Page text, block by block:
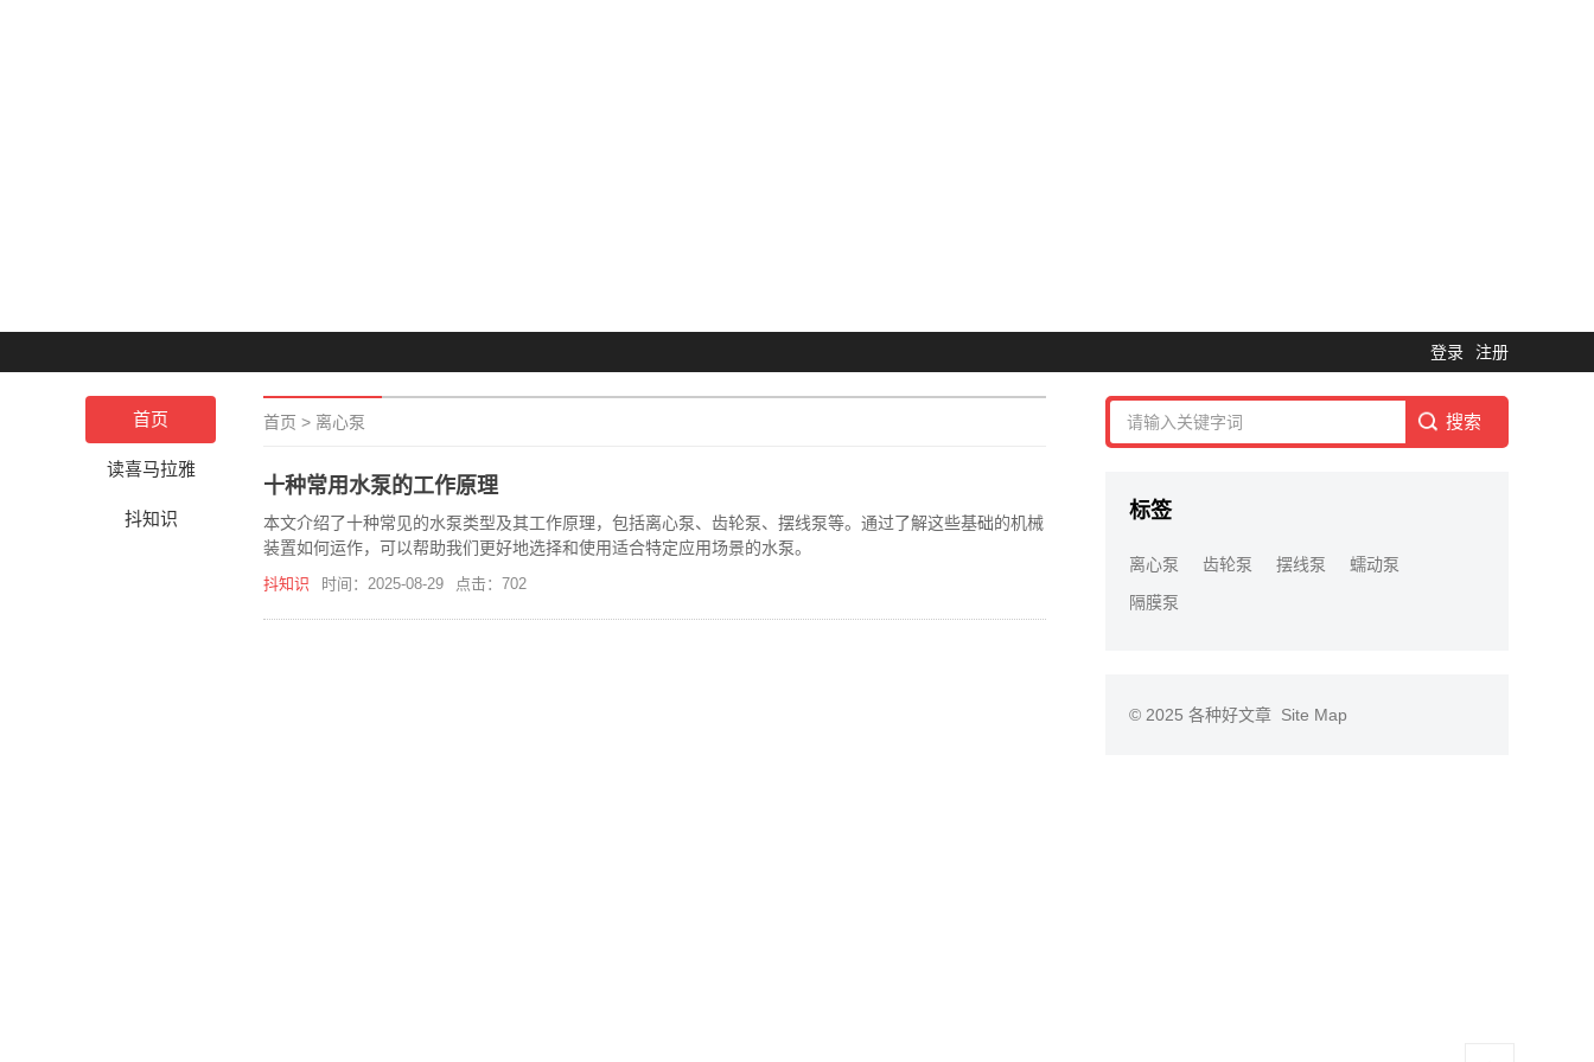
登录 注册
首页
读喜马拉雅
抖知识
首页 > 离心泵
十种常用水泵的工作原理
本文介绍了十种常见的水泵类型及其工作原理，包括离心泵、齿轮泵、摆线泵等。通过了解这些基础的机械
装置如何运作，可以帮助我们更好地选择和使用适合特定应用场景的水泵。
抖知识 时间：2025-08-29 点击：702
标签
离心泵 齿轮泵 摆线泵
蠕动泵
隔膜泵
© 2025 各种好文章 Site Map